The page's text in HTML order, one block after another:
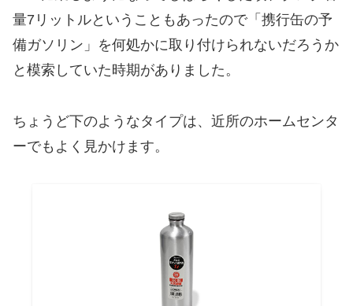
量7リットルということもあったので「携行缶の予
備ガソリン」を何処かに取り付けられないだろうか
と模索していた時期がありました。
ちょうど下のようなタイプは、近所のホームセンタ
ーでもよく見かけます。